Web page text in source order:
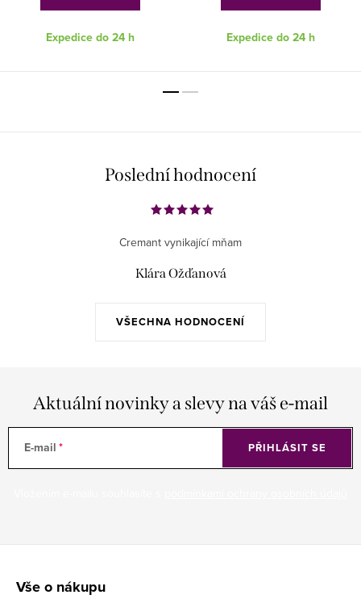
Expedice do 24 h Expedice do 24 h
Poslední hodnocení
VŠECHNA HODNOCENÍ
Cremant vynikající mňam
Klára Ožďanová
Aktuální novinky a slevy na váš e-mail
E-mail PŘIHLÁSIT SE
Vše o nákupu